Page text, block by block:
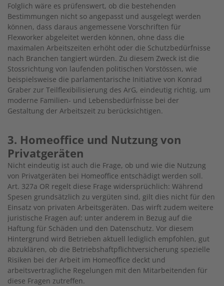
Folglich wäre es prüfenswert, ob die bestehenden
Bestimmungen nicht so angepasst und ausgelegt werden
können, dass daraus angemessene Vorschriften für
Flexworker abgeleitet werden können, ohne dass die
maximalen Arbeitszeiten erhöht oder die Schutzbedürfnisse
nach Branchen tangiert würden. Zu diesem Zweck ist die
Stossrichtung von laufenden politischen Vorstössen, wie
beispielsweise die parlamentarische Initiative von Konrad
Graber zur Teilflexibilisierung des ArG, eindeutig richtig, um
moderne Familien- und Lebensbedürfnisse bei der
Gestaltung der Arbeitszeit zu berücksichtigen.
3. Homeoffice und Nutzung von
Privatgeräten
Nicht eindeutig ist auch die Frage, ob und wie die Nutzung
von Privatgeräten bei Homeoffice entschädigt werden soll.
Art. 327a OR regelt diese Frage widersprüchlich: Während
Spesen grundsätzlich zu vergüten sind, gilt dies nicht für den
Einsatz von privaten Arbeitsgeräten. Das wirft zudem weitere
juristische Fragen auf; unter anderem in Bezug auf die
Haftung für Schäden und den Datenschutz. Vor diesem
Hintergrund wird Betrieben aktuell lediglich empfohlen, gut
abzuklären, ob die Betriebshaftpflichtversicherung spezielle
Risiken bei der Arbeit im Homeoffice deckt und
arbeitsvertragliche Regelungen mit den Mitarbeitenden für
diese Fragen zutreffen.